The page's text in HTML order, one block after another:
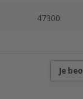
47300
Je